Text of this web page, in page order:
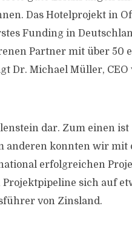
Das Hotelprojekt in
Funding in
Partner mit über 50
Dr. Michael Müller, CEO
dar. Zum einen ist
anderen konnten wir mit
erfolgreichen
sich auf
von Zinsland.